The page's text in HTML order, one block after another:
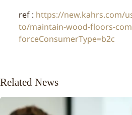
ref : https://new.kahrs.com/
to/maintain-wood-floors-
forceConsumerType=b2c
Related News